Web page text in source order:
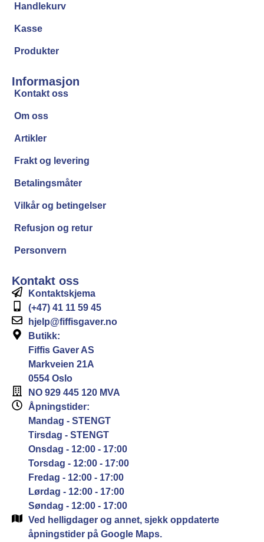
Handlekurv
Kasse
Produkter
Informasjon
Kontakt oss
Om oss
Artikler
Frakt og levering
Betalingsmåter
Vilkår og betingelser
Refusjon og retur
Personvern
Kontakt oss
Kontaktskjema
(+47) 41 11 59 45
hjelp@fiffisgaver.no
Butikk:
Fiffis Gaver AS
Markveien 21A
0554 Oslo
NO 929 445 120 MVA
Åpningstider:
Mandag - STENGT
Tirsdag - STENGT
Onsdag - 12:00 - 17:00
Torsdag - 12:00 - 17:00
Fredag - 12:00 - 17:00
Lørdag - 12:00 - 17:00
Søndag - 12:00 - 17:00
Ved helligdager og annet, sjekk oppdaterte
åpningstider på Google Maps.